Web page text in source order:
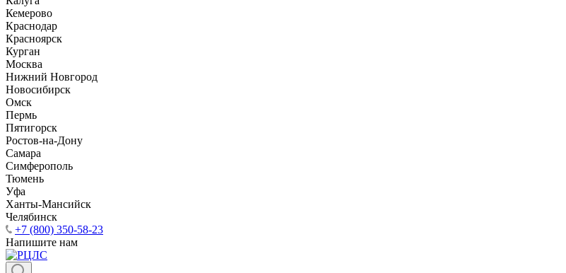
Кемерово
Краснодар
Красноярск
Курган
Москва
Нижний Новгород
Новосибирск
Омск
Пермь
Пятигорск
Ростов-на-Дону
Самара
Симферополь
Тюмень
Уфа
Ханты-Мансийск
Челябинск
+7 (800) 350-58-23
Напишите нам